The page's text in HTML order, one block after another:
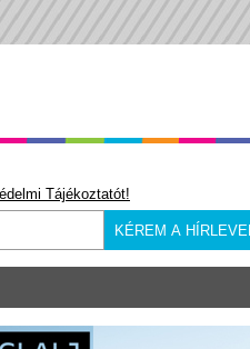
Tájékoztatót!